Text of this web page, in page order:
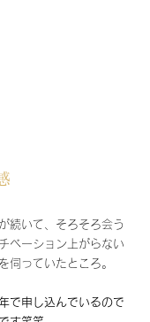
続いて、そろそろ会う
ベーション上がらない
伺っていたところ。
で申し込んでいるので